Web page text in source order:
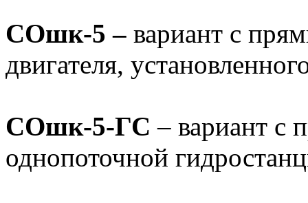
СОшк-5 – вариант с
двигателя,
СОшк-5-ГС – вариант с
однопоточной